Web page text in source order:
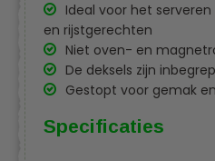
Ideal voor het
en rijstgerechten
Niet oven- en
De deksels zijn
Gestopt voor gemak
Specificaties